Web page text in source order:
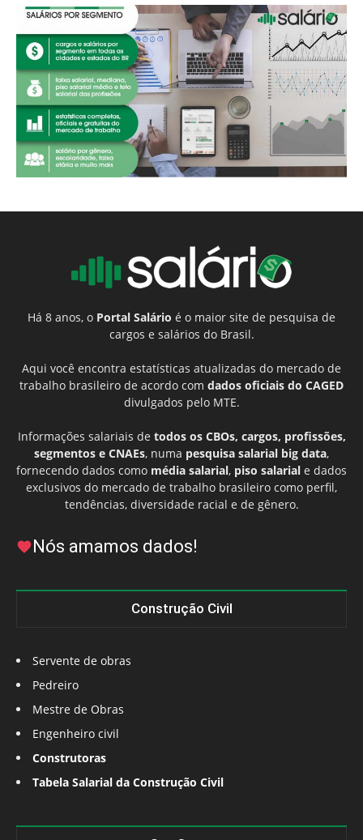
Há 8 anos, o Portal Salário é o maior site de pesquisa de
cargos e salários do Brasil.
Aqui você encontra estatísticas atualizadas do mercado de
trabalho brasileiro de acordo com dados oficiais do CAGED
divulgados pelo MTE.
Informações salariais de todos os CBOs, cargos, profissões,
segmentos e CNAEs, numa pesquisa salarial big data,
fornecendo dados como média salarial, piso salarial e dados
exclusivos do mercado de trabalho brasileiro como perfil,
tendências, diversidade racial e de gênero.
Nós amamos dados!
Construção Civil
Servente de obras
Pedreiro
Mestre de Obras
Engenheiro civil
Construtoras
Tabela Salarial da Construção Civil